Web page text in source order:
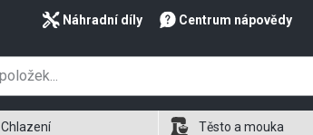
Náhradní díly Centrum nápovědy
Chlazení Těsto a mouka